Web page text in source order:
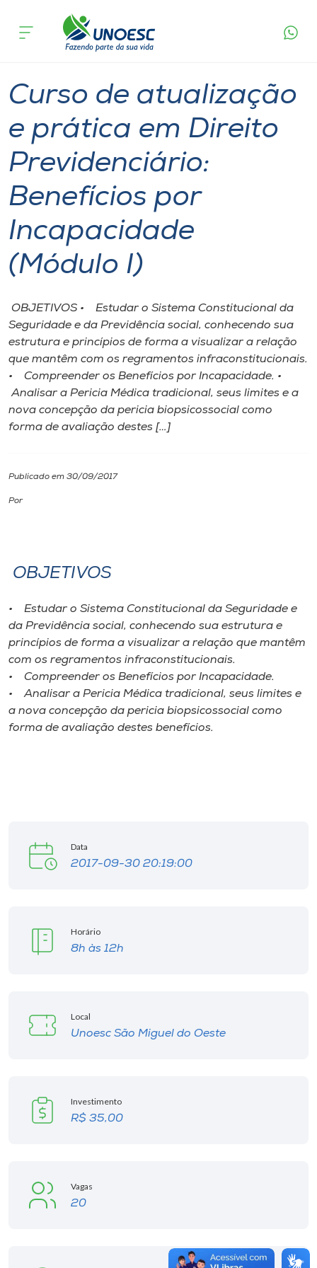
Cursos
Atendimento ao Estudante
Portal de Ensino
Unoesc
Internacionalização
I.nova
Diplomados
Cultura
CPA
Museu
Unoesc
acontece
(Módulo I)
São Miguel do Oeste
Curso de atualização
e prática em Direito
Previdenciário:
Benefícios por
Incapacidade
(Módulo I)
OBJETIVOS • Estudar o Sistema Constitucional da
Seguridade e da Previdência social, conhecendo sua
estrutura e princípios de forma a visualizar a relação
que mantêm com os regramentos infraconstitucionais.
• Compreender os Benefícios por Incapacidade. •
Analisar a Pericia Médica tradicional, seus limites e a
nova concepção da pericia biopsicossocial como
forma de avaliação destes […]
Publicado em 30/09/2017
Por
OBJETIVOS
• Estudar o Sistema Constitucional da Seguridade e
da Previdência social, conhecendo sua estrutura e
princípios de forma a visualizar a relação que mantêm
com os regramentos infraconstitucionais.
• Compreender os Benefícios por Incapacidade.
• Analisar a Pericia Médica tradicional, seus limites e
a nova concepção da pericia biopsicossocial como
forma de avaliação destes benefícios.
Data
2017-09-30 20:19:00
Horário
8h às 12h
Local
Unoesc São Miguel do Oeste
Investimento
R$ 35,00
Vagas
20